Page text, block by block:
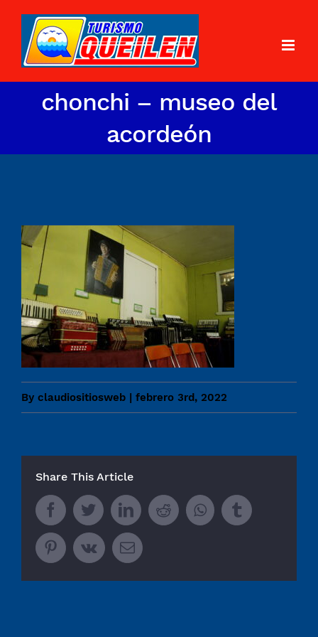
chonchi – museo del
acordeón
By claudiositiosweb | febrero 3rd, 2022
Share This Article